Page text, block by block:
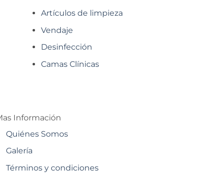
Artículos de limpieza
Vendaje
Desinfección
Camas Clínicas
Información
Quiénes Somos
Galería
Términos y condiciones